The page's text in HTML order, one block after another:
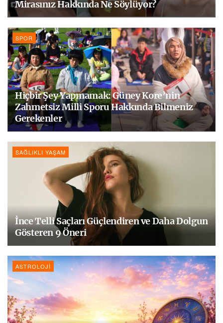
Mirasınız Hakkında Ne Söylüyor?
SPOR
Hiçbir Şey Yapmamak: Güney Kore’nin
Zahmetsiz Milli Sporu Hakkında Bilmeniz
Gerekenler
SAĞLIKLI YAŞAM
İnce Telli Saçları Güçlendiren ve Daha Dolgun
Gösteren 9 Öneri
ASTROLOJI